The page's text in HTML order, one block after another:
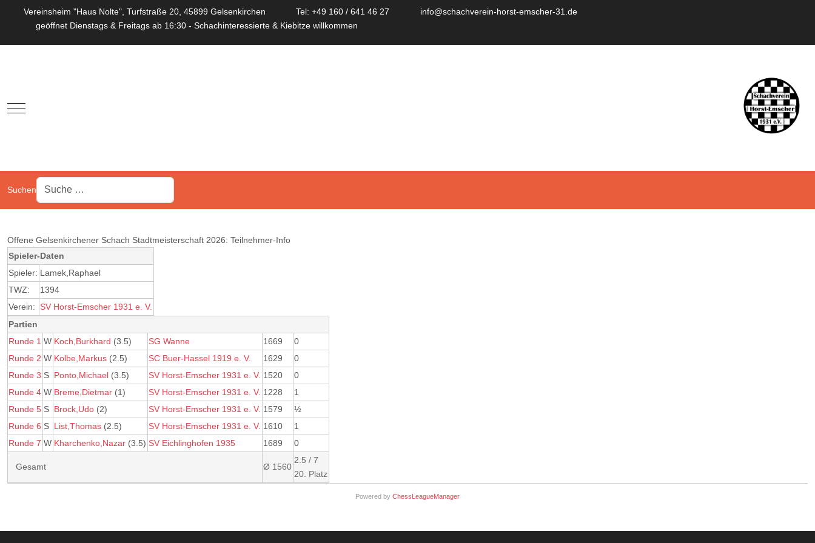
Vereinsheim "Haus Nolte", Turfstraße 20, 45899 Gelsenkirchen Tel: +49 160 / 641 46 27
info@schachverein-horst-emscher-31.de
geöffnet Dienstags & Freitags ab 16:30 - Schachinteressierte & Kiebitze willkommen
Mobile Menu Toggle
Suchen
Offene Gelsenkirchener Schach Stadtmeisterschaft 2026: Teilnehmer-Info
Spieler-Daten
Spieler: Lamek,Raphael
TWZ:
1394
Verein:
SV Horst-Emscher 1931 e. V.
Partien
Runde 1 W Koch,Burkhard (3.5) SG Wanne 1669
0
Runde 2 W Kolbe,Markus (2.5) SC Buer-Hassel 1919 e. V. 1629
0
Runde 3 S Ponto,Michael (3.5) SV Horst-Emscher 1931 e. V. 1520
0
Runde 4 W Breme,Dietmar (1) SV Horst-Emscher 1931 e. V. 1228
1
Runde 5 S Brock,Udo (2) SV Horst-Emscher 1931 e. V. 1579
½
Runde 6 S List,Thomas (2.5) SV Horst-Emscher 1931 e. V. 1610
1
Runde 7 W Kharchenko,Nazar (3.5) SV Eichlinghofen 1935 1689 0
Gesamt Ø 1560
2.5 / 7
20. Platz
Powered by ChessLeagueManager